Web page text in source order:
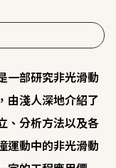
一部研究非光滑動
由淺人深地介紹了
、分析方法以及各
運動中的非光滑動